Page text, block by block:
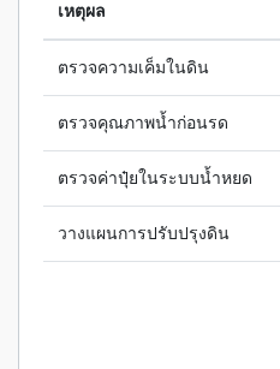
เหตุผล
ตรวจความเค็มในดิน
ตรวจคุณภาพน้ำก่อนรด
ตรวจค่าปุ๋ยในระบบน้ำหยด
วางแผนการปรับปรุงดิน